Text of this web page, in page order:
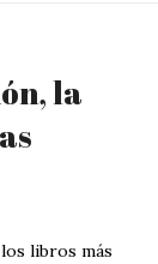
la
libros más